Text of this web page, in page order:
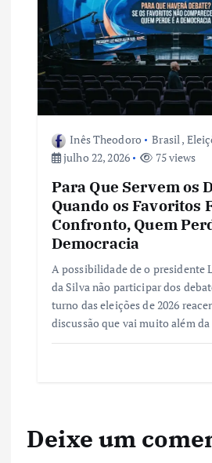
Inês Theodoro Brasil,
julho 22, 2026
75 views
Para Que Servem os
Quando os Favoritos
Confronto, Quem
Democracia
A possibilidade de o presidente
da Silva não participar dos
turno das eleições de 2026
discussão que vai muito além
Deixe um